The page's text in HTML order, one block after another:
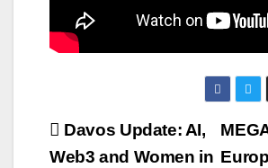
Davos Update: AI,
Web3 and Women in